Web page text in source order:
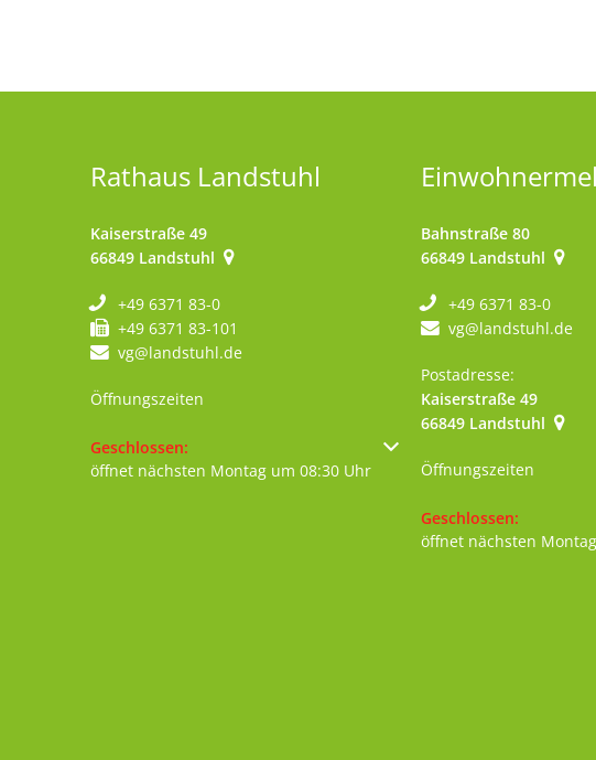
Rathaus Landstuhl
Kaiserstraße 49
66849 Landstuhl
+49 6371 83-0
+49 6371 83-101
vg@landstuhl.de
Öffnungszeiten
Klicken, um weitere Öffnungs- oder Schließzeiten auszublenden
Geschlossen:
öffnet nächsten Montag um 08:30 Uhr
Bahnstraße 80
66849 Landstuhl
+49 6371 83-0
vg@landstuhl.de
Postadresse:
Kaiserstraße 49
66849 Landstuhl
Öffnungszeiten
Klicken, um weitere
Geschlossen:
öffnet nächsten